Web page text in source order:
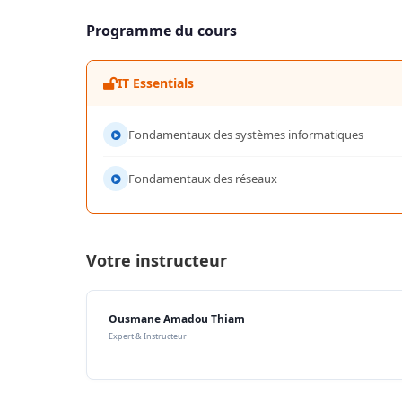
Programme du cours
IT Essentials
Fondamentaux des systèmes informatiques
Fondamentaux des réseaux
Votre instructeur
Ousmane Amadou Thiam
Expert & Instructeur